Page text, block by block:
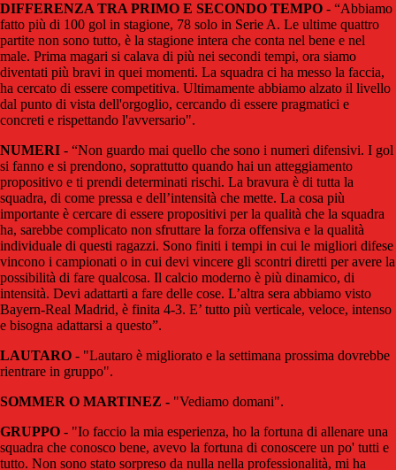
DIFFERENZA TRA PRIMO E SECONDO TEMPO - “Abbiamo
fatto più di 100 gol in stagione, 78 solo in Serie A. Le ultime quattro
partite non sono tutto, è la stagione intera che conta nel bene e nel
male. Prima magari si calava di più nei secondi tempi, ora siamo
diventati più bravi in quei momenti. La squadra ci ha messo la faccia,
ha cercato di essere competitiva. Ultimamente abbiamo alzato il livello
dal punto di vista dell'orgoglio, cercando di essere pragmatici e
concreti e rispettando l'avversario".
NUMERI - “Non guardo mai quello che sono i numeri difensivi. I gol
si fanno e si prendono, soprattutto quando hai un atteggiamento
propositivo e ti prendi determinati rischi. La bravura è di tutta la
squadra, di come pressa e dell’intensità che mette. La cosa più
importante è cercare di essere propositivi per la qualità che la squadra
ha, sarebbe complicato non sfruttare la forza offensiva e la qualità
individuale di questi ragazzi. Sono finiti i tempi in cui le migliori difese
vincono i campionati o in cui devi vincere gli scontri diretti per avere la
possibilità di fare qualcosa. Il calcio moderno è più dinamico, di
intensità. Devi adattarti a fare delle cose. L’altra sera abbiamo visto
Bayern-Real Madrid, è finita 4-3. E’ tutto più verticale, veloce, intenso
e bisogna adattarsi a questo”.
LAUTARO - "Lautaro è migliorato e la settimana prossima dovrebbe
rientrare in gruppo".
SOMMER O MARTINEZ - "Vediamo domani".
GRUPPO - "Io faccio la mia esperienza, ho la fortuna di allenare una
squadra che conosco bene, avevo la fortuna di conoscere un po' tutti e
tutto. Non sono stato sorpreso da nulla nella professionalità, mi ha